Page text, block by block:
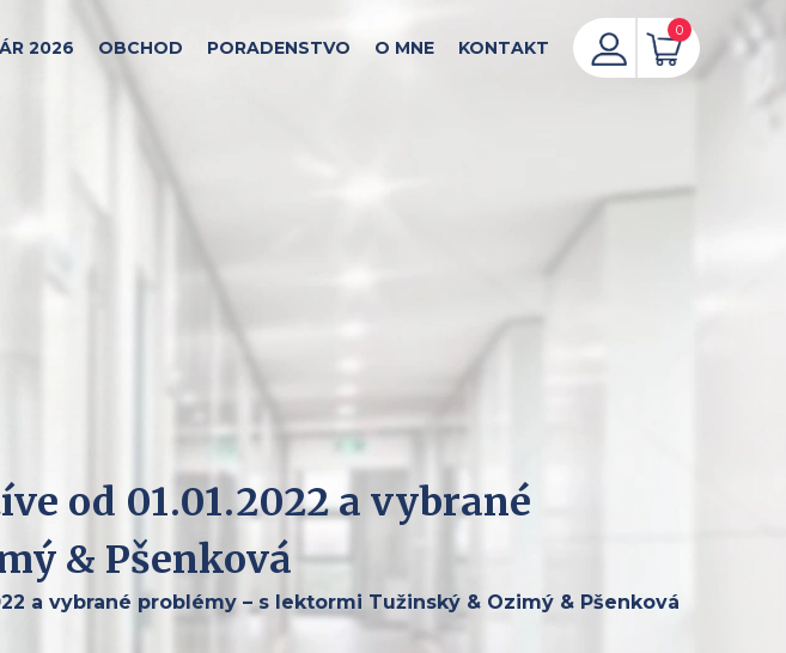
2026 OBCHOD PORADENSTVO O MNE KONTAKT
0
od 01.01.2022 a vybrané
& Pšenková
a vybrané problémy – s lektormi Tužinský & Ozimý & Pšenková